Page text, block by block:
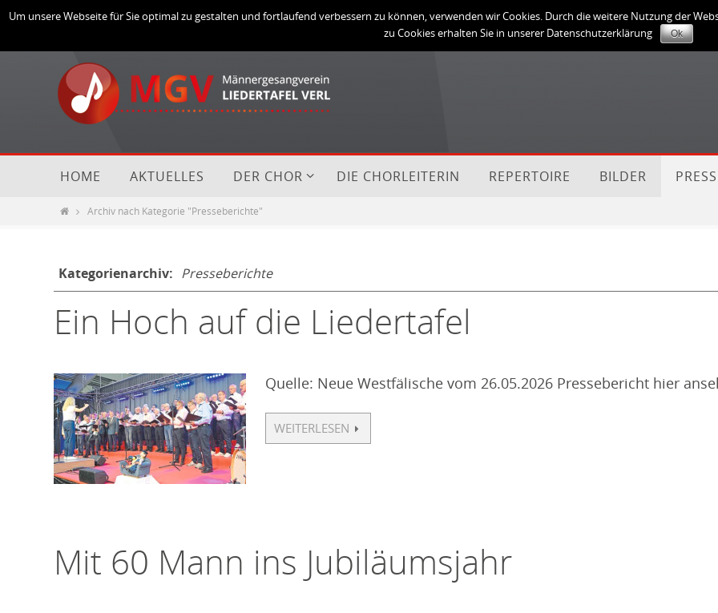
HOME AKTUELLES DER CHOR DIE CHORLEITERIN REPERTOIRE BILDER
Archiv nach Kategorie "Presseberichte"
Kategorienarchiv: Presseberichte
Ein Hoch auf die Liedertafel
Quelle: Neue Westfälische vom 26.05.2026 Pressebericht hier
WEITERLESEN
Mit 60 Mann ins Jubiläumsjahr
Um unsere Webseite für Sie optimal zu gestalten und fortlaufend verbessern zu können, verwenden wir Cookies. Durch die weitere Nutzung der
zu Cookies erhalten Sie in unserer Datenschutzerklärung
Ok